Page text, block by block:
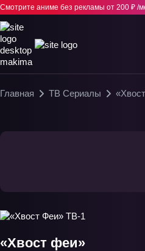
Смотрите аниме без рекламы от 200 ₽ /
Главная ТВ Сериалы
«Хвост феи»